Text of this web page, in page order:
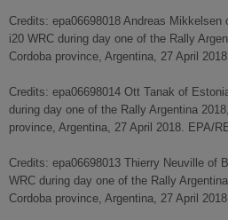
Credits: epa06698018 Andreas Mikkelsen
i20 WRC during day one of the Rally
Cordoba province, Argentina, 27 April
Credits: epa06698014 Ott Tanak of
during day one of the Rally Argentina
province, Argentina, 27 April 2018. EPA/
Credits: epa06698013 Thierry Neuville of
WRC during day one of the Rally
Cordoba province, Argentina, 27 April